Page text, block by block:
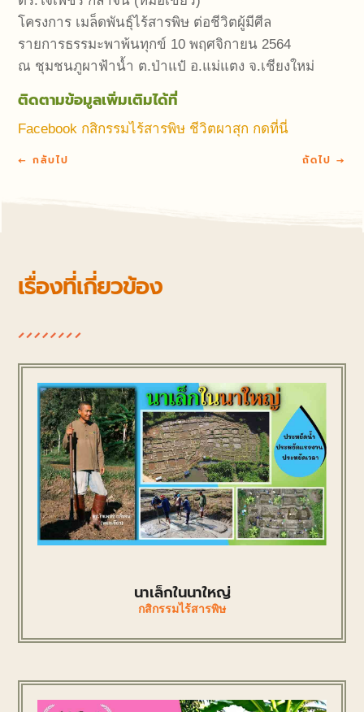
โครงการ เมล็ดพันธุ์ไร้สารพิษ ต่อชีวิตผู้มีศีล
รายการธรรมะพาพ้นทุกข์ 10 พฤศจิกายน 2564
ณ ชุมชนภูผาฟ้าน้ำ ต.ป่าแป๋ อ.แม่แตง จ.เชียงใหม่
ติดตามข้อมูลเพิ่มเติมได้ที่
Facebook กสิกรรมไร้สารพิษ ชีวิตผาสุก กดที่นี่
←กลับไป ถัดไป →
เรื่องที่เกี่ยวข้อง
นาเล็กในนาใหญ่
กสิกรรมไร้สารพิษ